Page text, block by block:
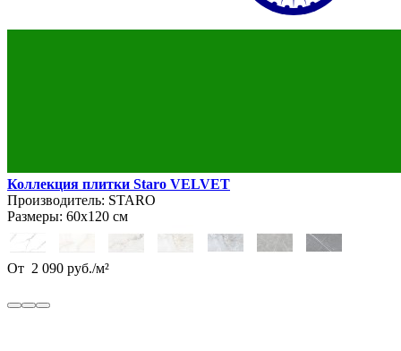
Коллекция плитки Staro VELVET
Производитель: STARO
Размеры: 60х120 см
От 2 090 руб./м²